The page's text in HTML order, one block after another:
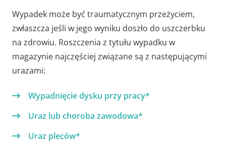
Wypadek może być traumatycznym przeżyciem,
zwłaszcza jeśli w jego wyniku doszło do uszczerbku
na zdrowiu. Roszczenia z tytułu wypadku w
magazynie najczęściej związane są z następującymi
urazami:
Wypadnięcie dysku przy pracy*
Uraz lub choroba zawodowa*
Uraz pleców*